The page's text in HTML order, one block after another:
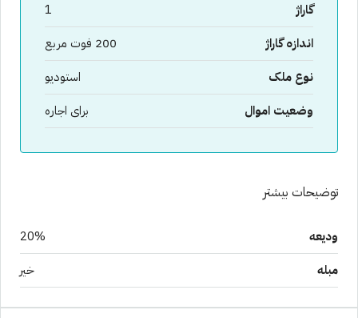
گاراژ
1
اندازه گاراژ
200 فوت مربع
نوع ملک
استودیو
وضعیت اموال
برای اجاره
توضیحات بیشتر
ودیعه
20%
مبله
خیر